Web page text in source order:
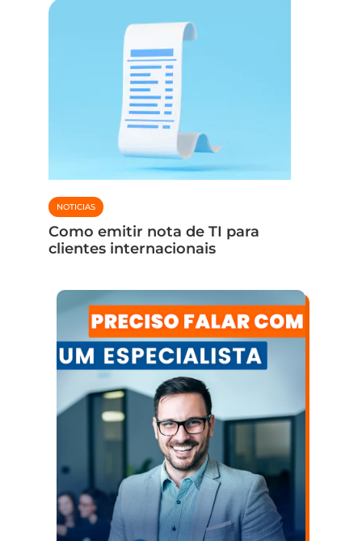
NOTICIAS
Como emitir nota de TI para
clientes internacionais